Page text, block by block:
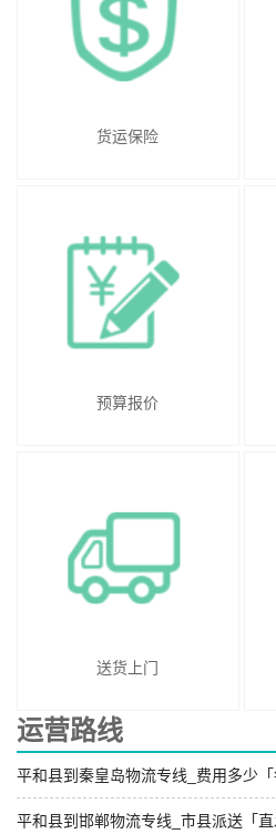
货运保险
预算报价
送货上门
运营路线
平和县到秦皇岛物流专线_费用多少「
平和县到邯郸物流专线_市县派送「直